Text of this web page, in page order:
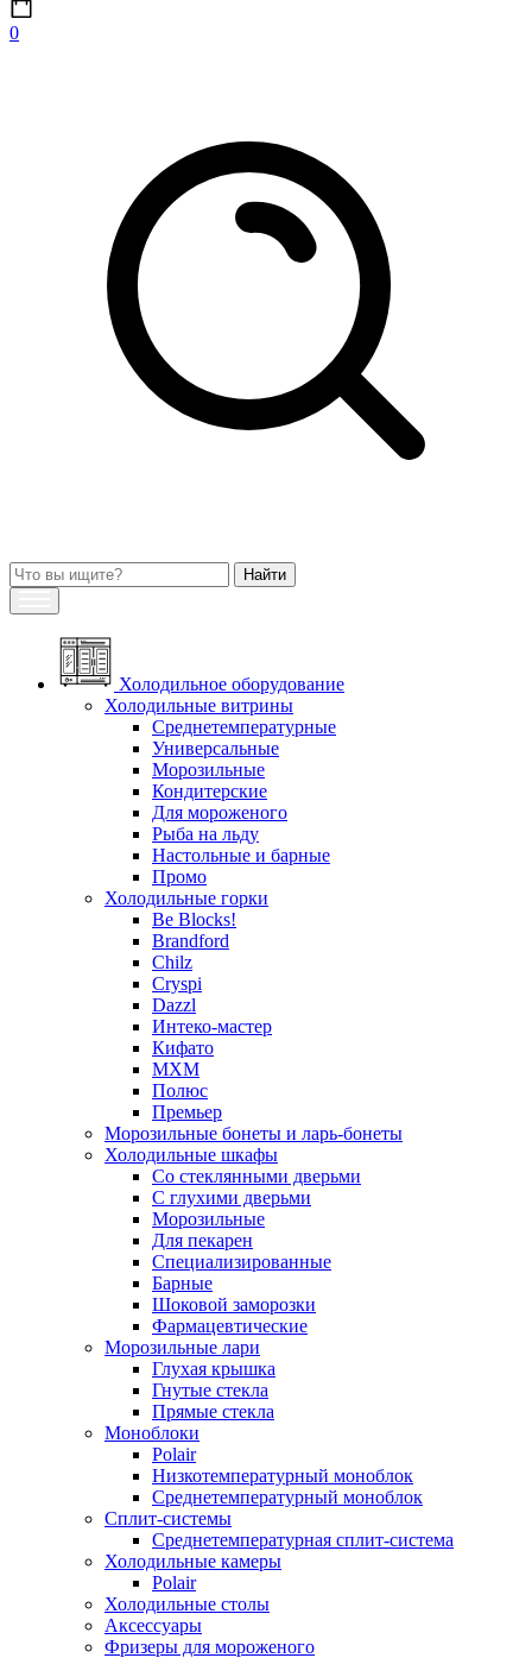
0
Холодильное оборудование
Холодильные витрины
Среднетемпературные
Универсальные
Морозильные
Кондитерские
Для мороженого
Рыба на льду
Настольные и барные
Промо
Холодильные горки
Be Blocks!
Brandford
Chilz
Cryspi
Dazzl
Интеко-мастер
Кифато
МХМ
Полюс
Премьер
Морозильные бонеты и ларь-бонеты
Холодильные шкафы
Со стеклянными дверьми
С глухими дверьми
Морозильные
Для пекарен
Специализированные
Барные
Шоковой заморозки
Фармацевтические
Морозильные лари
Глухая крышка
Гнутые стекла
Прямые стекла
Моноблоки
Polair
Низкотемпературный моноблок
Среднетемпературный моноблок
Сплит-системы
Среднетемпературная сплит-система
Холодильные камеры
Polair
Холодильные столы
Аксессуары
Фризеры для мороженого